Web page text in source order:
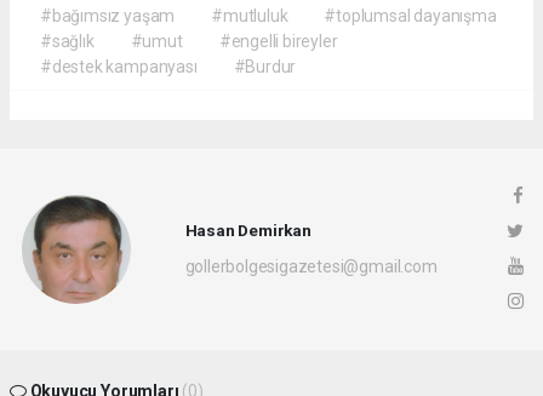
#bağımsız yaşam #mutluluk
#toplumsal dayanışma
#sağlık
#umut
#engelli bireyler
#destek kampanyası
#Burdur
Hasan Demirkan
gollerbolgesigazetesi@gmail.com
Okuyucu Yorumları (0)